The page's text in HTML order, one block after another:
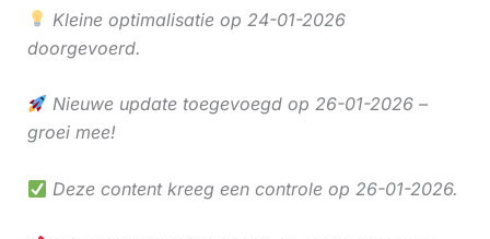
Kleine optimalisatie op 24-01-2026
doorgevoerd.
Nieuwe update toegevoegd op 26-01-2026 –
groei mee!
Deze content kreeg een controle op 26-01-2026.